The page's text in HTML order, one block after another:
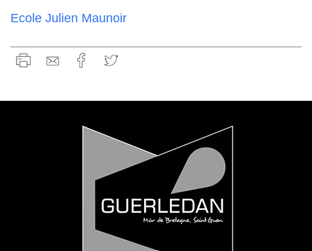
Ecole Julien Maunoir